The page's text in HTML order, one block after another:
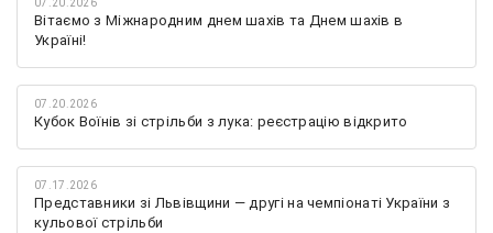
07.20.2026
Вітаємо з Міжнародним днем шахів та Днем шахів в
Україні!
07.20.2026
Кубок Воїнів зі стрільби з лука: реєстрацію відкрито
07.17.2026
Представники зі Львівщини — другі на чемпіонаті України з
кульової стрільби